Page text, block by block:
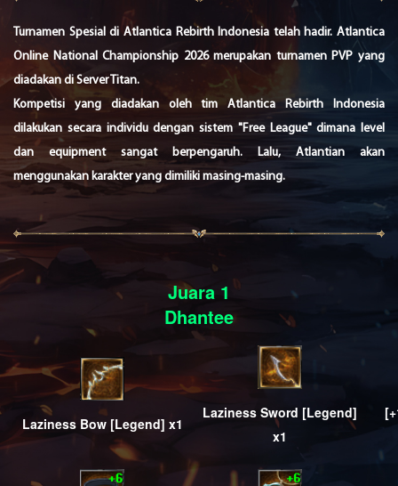
Turnamen Spesial di Atlantica Rebirth Indonesia telah hadir. Atlantica
Online National Championship 2026 merupakan turnamen PVP yang
diadakan di Server Titan.
Kompetisi yang diadakan oleh tim Atlantica Rebirth Indonesia
dilakukan secara individu dengan sistem "Free League" dimana level
dan equipment sangat berpengaruh. Lalu, Atlantian akan
menggunakan karakter yang dimiliki masing-masing.
Juara 1
Dhantee
Laziness Bow [Legend] x1
Laziness Sword [Legend]
x1